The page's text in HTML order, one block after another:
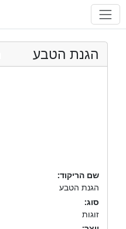
הגנת הטבע
שם הריקוד:
הגנת הטבע
סוג:
זוגות